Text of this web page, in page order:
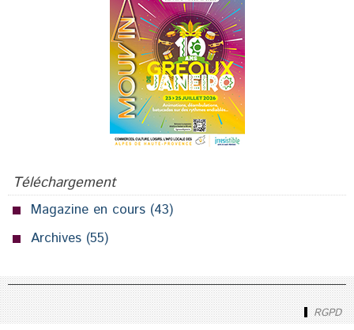
Téléchargement
Magazine en cours (43)
Archives (55)
RGPD